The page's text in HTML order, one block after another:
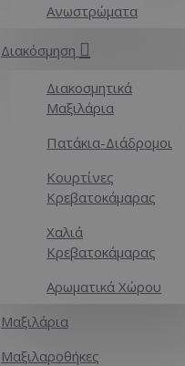
Ανωστρώματα
Διακόσμηση
Διακοσμητικά
Μαξιλάρια
Πατάκια-Διάδρομοι
Κουρτίνες
Κρεβατοκάμαρας
Χαλιά
Κρεβατοκάμαρας
Αρωματικά Χώρου
Μαξιλάρια
Μαξιλαροθήκες